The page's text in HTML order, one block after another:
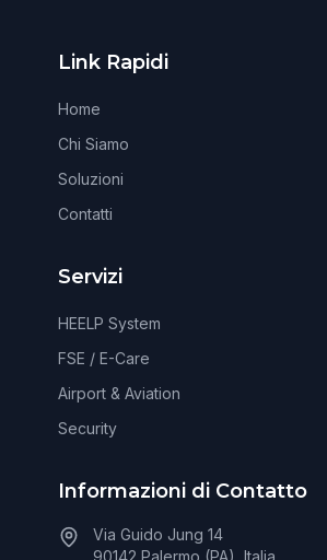
Link Rapidi
Home
Chi Siamo
Soluzioni
Contatti
Servizi
HEELP System
FSE / E-Care
Airport & Aviation
Security
Informazioni di Contatto
Via Guido Jung 14
90142 Palermo (PA), Italia